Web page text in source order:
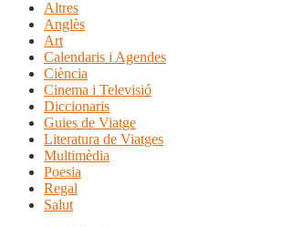
Altres
Anglès
Art
Calendaris i Agendes
Ciència
Cinema i Televisió
Diccionaris
Guies de Viatge
Literatura de Viatges
Multimèdia
Poesia
Regal
Salut